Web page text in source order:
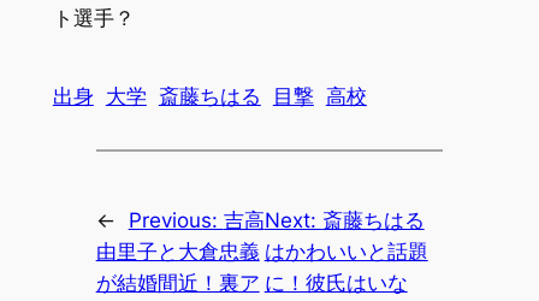
ト選手？
出身 大学 斎藤ちはる 目撃 高校
← Previous: 吉高
由里子と大倉忠義
が結婚間近！裏ア
Next: 斎藤ちはる
はかわいいと話題
に！彼氏はいな